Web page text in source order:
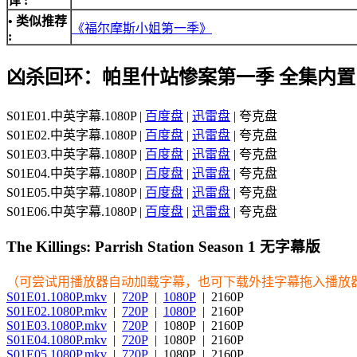
• 类似推荐
:
《福尔摩斯小姐第一季》
凶杀回环：帕里什站惨案第一季 全集内
S01E01.中英字幕.1080P | 百度盘 | 迅雷盘 | 夸克盘
S01E02.中英字幕.1080P | 百度盘 | 迅雷盘 | 夸克盘
S01E03.中英字幕.1080P | 百度盘 | 迅雷盘 | 夸克盘
S01E04.中英字幕.1080P | 百度盘 | 迅雷盘 | 夸克盘
S01E05.中英字幕.1080P | 百度盘 | 迅雷盘 | 夸克盘
S01E06.中英字幕.1080P | 百度盘 | 迅雷盘 | 夸克盘
The Killings: Parrish Station Season 1 无字幕版
（可尝试用播放器自动加载字幕，也可下载外挂字幕拖入播放
S01E01.1080P.mkv | 720P | 1080P | 2160P
S01E02.1080P.mkv | 720P | 1080P | 2160P
S01E03.1080P.mkv | 720P | 1080P | 2160P
S01E04.1080P.mkv | 720P | 1080P | 2160P
S01E05.1080P.mkv | 720P | 1080P | 2160P